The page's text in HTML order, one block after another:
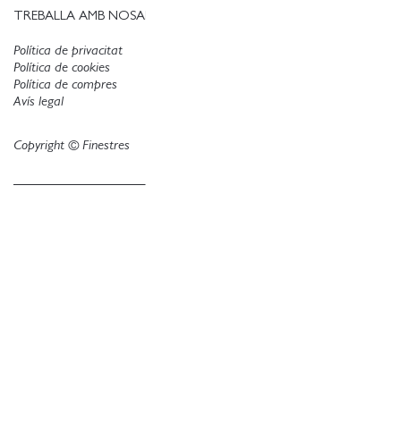
TREBALLA AMB NOSALTRES
Política de privacitat
Política de cookies
Avís legal
Política de compres
Copyright © Finestres